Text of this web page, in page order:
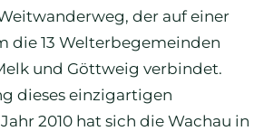
der auf einer
die 13 Welterbegemeinden
und Göttweig verbindet.
dieses einzigartigen
2010 hat sich die Wachau in